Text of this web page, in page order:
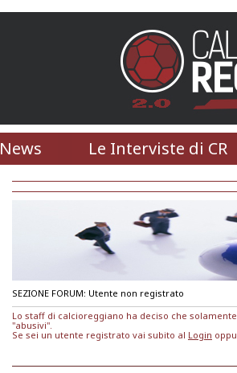
News Le Interviste di CR
SEZIONE FORUM: Utente non registrato
Lo staff di calcioreggiano ha deciso che
"abusivi".
Se sei un utente registrato vai subito al Login